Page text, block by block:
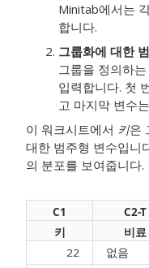
Minitab에서는
합니다.
그룹화에 대한
그룹을 정의하
입력합니다. 첫
고 마지막 변수
이 워크시트에서 키은
대한 범주형 변수입니
의 분포를 보여줍니다.
C1
C2-T
키
비료
22
없음